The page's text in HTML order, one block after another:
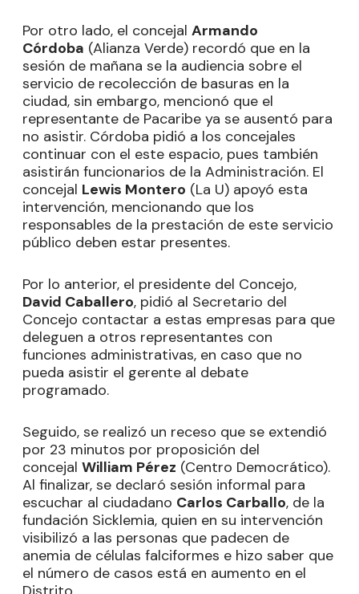
Por otro lado, el concejal Armando
Córdoba (Alianza Verde) recordó que en la
sesión de mañana se la audiencia sobre el
servicio de recolección de basuras en la
ciudad, sin embargo, mencionó que el
representante de Pacaribe ya se ausentó para
no asistir. Córdoba pidió a los concejales
continuar con el este espacio, pues también
asistirán funcionarios de la Administración. El
concejal Lewis Montero (La U) apoyó esta
intervención, mencionando que los
responsables de la prestación de este servicio
público deben estar presentes.
Por lo anterior, el presidente del Concejo,
David Caballero, pidió al Secretario del
Concejo contactar a estas empresas para que
deleguen a otros representantes con
funciones administrativas, en caso que no
pueda asistir el gerente al debate
programado.
Seguido, se realizó un receso que se extendió
por 23 minutos por proposición del
concejal William Pérez (Centro Democrático).
Al finalizar, se declaró sesión informal para
escuchar al ciudadano Carlos Carballo, de la
fundación Sicklemia, quien en su intervención
visibilizó a las personas que padecen de
anemia de células falciformes e hizo saber que
el número de casos está en aumento en el